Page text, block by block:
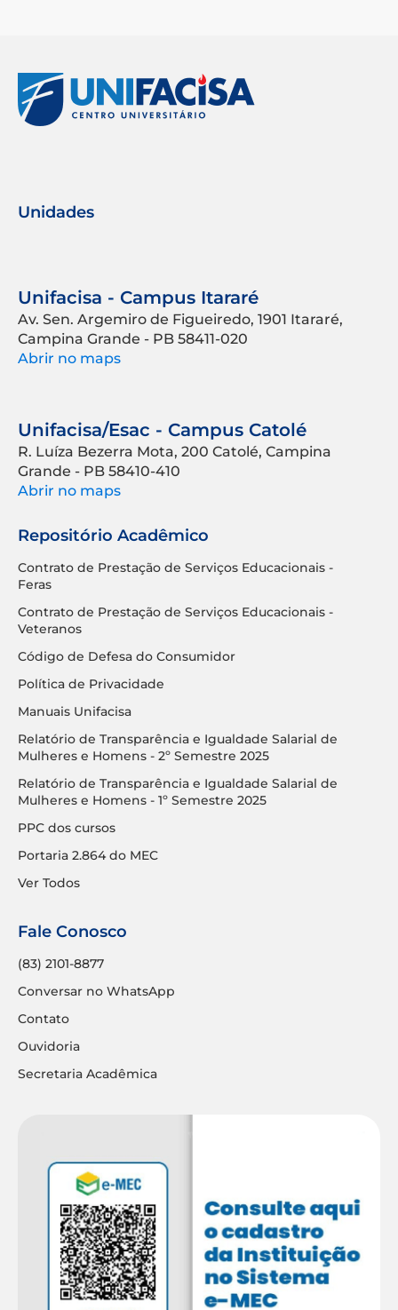
Unidades
Unifacisa - Campus Itararé
Av. Sen. Argemiro de Figueiredo, 1901 Itararé,
Campina Grande - PB 58411-020
Abrir no maps
Unifacisa/Esac - Campus Catolé
R. Luíza Bezerra Mota, 200 Catolé, Campina
Grande - PB 58410-410
Abrir no maps
Repositório Acadêmico
Contrato de Prestação de Serviços Educacionais -
Feras
Contrato de Prestação de Serviços Educacionais -
Veteranos
Código de Defesa do Consumidor
Política de Privacidade
Manuais Unifacisa
Relatório de Transparência e Igualdade Salarial de
Mulheres e Homens - 2º Semestre 2025
Relatório de Transparência e Igualdade Salarial de
Mulheres e Homens - 1º Semestre 2025
PPC dos cursos
Portaria 2.864 do MEC
Ver Todos
Fale Conosco
(83) 2101-8877
Conversar no WhatsApp
Contato
Ouvidoria
Secretaria Acadêmica